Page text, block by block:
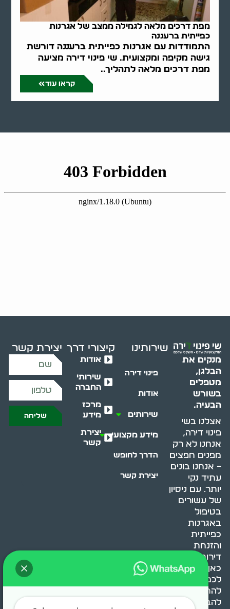
מפת דרכים מלאה לגמילה ממצב של אגרנות
כפייתית ברעננה
התמודדות עם אגרנות כפייתית ברעננה דורשת
גישה מקיפה ומקצועית. שי פינוי דירה מציעה
מפת דרכים מלאה לתהליך..
קראו עוד
מנקים את
הבלגן,
מטפלים
בשורש
הבעיה.
אצלנו בשי
פינוי דירה,
אנחנו לא רק
מפנים חפצים
– אנחנו בונים
עתיד נקי
יותר. עם ניסיון
של עשורים
בטיפול
באגרנות
כפייתית
והזנחת
דירות, אנחנו
כאן כדי לעזור
לכם
להתמודד,
להבין ולשנות.
שירותינו
פינוי דירה
אודות
שירותים
מידע מקצועי
הדרך לחופש
יצירת קשר
קיצורי דרך
אודות
שירותי
החברה
מרכז
מידע
יצירת
קשר
יצירת קשר
שליחה